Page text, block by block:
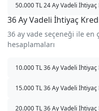
50.000 TL 24 Ay Vadeli İhtiyaç
36 Ay Vadeli İhtiyaç
36 ay vade seçeneği ile
hesaplamaları
10.000 TL 36 Ay Vadeli İhtiyaç
15.000 TL 36 Ay Vadeli İhtiyaç
20.000 TL 36 Ay Vadeli İhtiyaç